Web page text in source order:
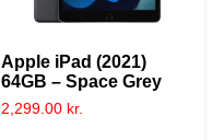
Apple iPad (2021)
64GB – Space Grey
2,299.00 kr.